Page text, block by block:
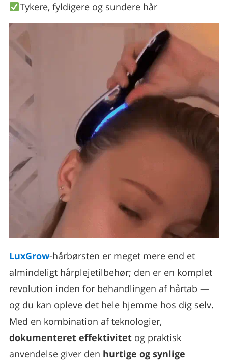
Tykere, fyldigere og sundere hår
LuxGrow-hårbørsten er meget mere end et
almindeligt hårplejetilbehør; den er en komplet
revolution inden for behandlingen af hårtab —
og du kan opleve det hele hjemme hos dig selv.
Med en kombination af teknologier,
dokumenteret effektivitet og praktisk
anvendelse giver den hurtige og synlige